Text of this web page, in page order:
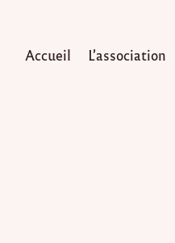
Accueil L’association